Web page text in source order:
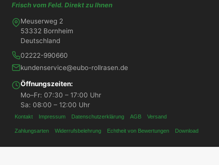
Frisch vom Feld. Direkt zu Ihnen
Meuserweg 2
53332 Bornheim
Deutschland
02222-990660
kundenservice@eubo-rollrasen.de
Öffnungszeiten:
Mo–Fr: 07:30 – 17:00 Uhr
Sa: 08:00 – 12:00 Uhr
Kontakt Impressum Datenschutzerklärung AGB Versand
Zahlungsarten Widerrufsbelehrung Echtheit von Bewertungen Download